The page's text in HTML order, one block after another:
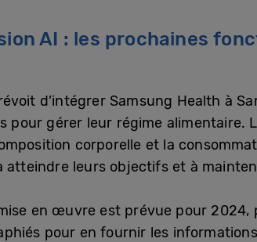
AI : les prochaines
d’intégrer Samsung Health à
pour gérer leur régime alimentaire.
corporelle et la
atteindre leurs objectifs et à
en œuvre est prévue pour
pour en fournir les